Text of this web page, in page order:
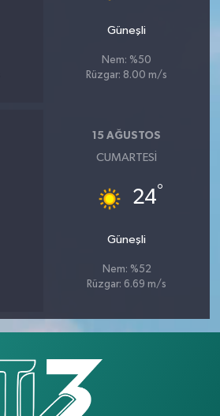
Güneşli
Nem: %50
Rüzgar: 8.00 m/s
15 AĞUSTOS
CUMARTESI
24°
Güneşli
Nem: %52
Rüzgar: 6.69 m/s